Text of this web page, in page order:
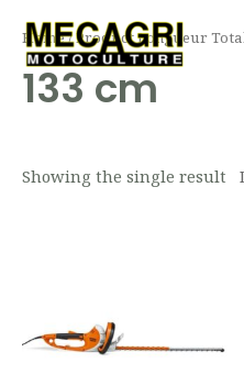
contenu
Home/ Product Longueur
133 cm
Showing the single result